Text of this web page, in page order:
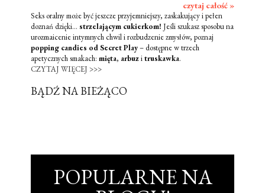
czytaj całość »
Seks oralny może być jeszcze przyjemniejszy, zaskakujący i pełen
doznań dzięki... strzelającym cukierkom! Jeśli szukasz sposobu na
urozmaicenie intymnych chwil i rozbudzenie zmysłów, poznaj
popping candies od Secret Play– dostępne w trzech
apetycznych smakach: mięta, arbuzitruskawka.
CZYTAJ WIĘCEJ >>>
BĄDŹ NA BIEŻĄCO
POPULARNE NA